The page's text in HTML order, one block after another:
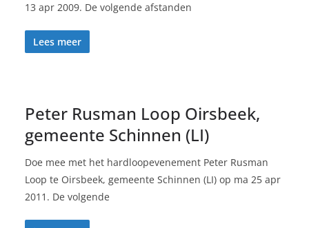
13 apr 2009. De volgende afstanden
Lees meer
Peter Rusman Loop Oirsbeek,
gemeente Schinnen (LI)
Doe mee met het hardloopevenement Peter Rusman
Loop te Oirsbeek, gemeente Schinnen (LI) op ma 25 apr
2011. De volgende